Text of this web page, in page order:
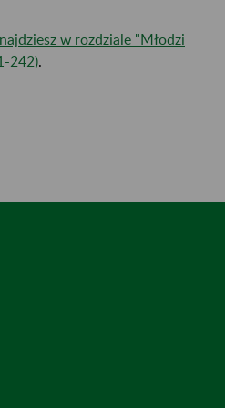
w rozdziale "Młodzi
242).